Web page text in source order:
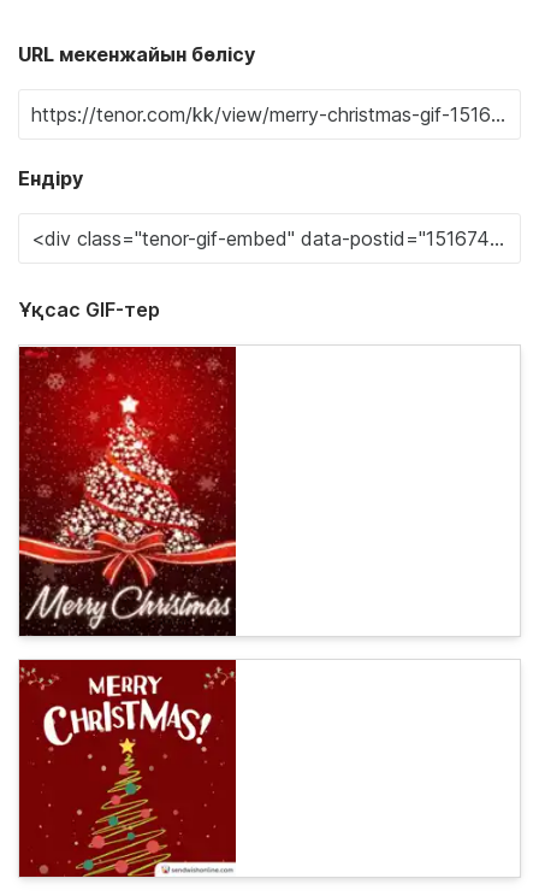
URL мекенжайын бөлісу
Ендіру
Ұқсас GIF-тер